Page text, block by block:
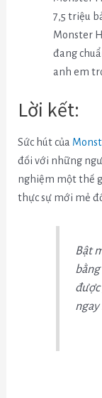
7,5 triệu
Monster
đang
anh em
Lời kết:
Sức hút của
đối với những
nghiệm một thế
thực sự mới mẻ
Bật
bằng
được
ngay